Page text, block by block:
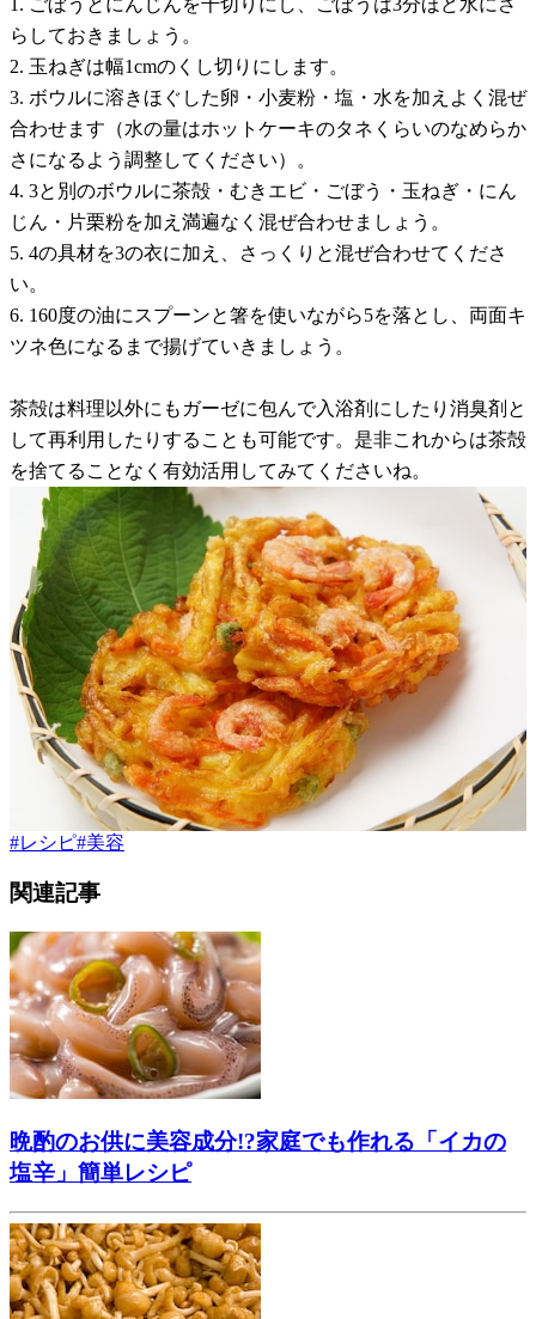
らしておきましょう。
2. 玉ねぎは幅1cmのくし切りにします。
3. ボウルに溶きほぐした卵・小麦粉・塩・水を加えよく混ぜ
合わせます（水の量はホットケーキのタネくらいのなめらか
さになるよう調整してください）。
4. 3と別のボウルに茶殻・むきエビ・ごぼう・玉ねぎ・にん
じん・片栗粉を加え満遍なく混ぜ合わせましょう。
5. 4の具材を3の衣に加え、さっくりと混ぜ合わせてくださ
い。
6. 160度の油にスプーンと箸を使いながら5を落とし、両面キ
ツネ色になるまで揚げていきましょう。
茶殻は料理以外にもガーゼに包んで入浴剤にしたり消臭剤と
して再利用したりすることも可能です。是非これからは茶殻
を捨てることなく有効活用してみてくださいね。
#レシピ#美容
関連記事
晩酌のお供に美容成分!?家庭でも作れる「イカの
塩辛」簡単レシピ